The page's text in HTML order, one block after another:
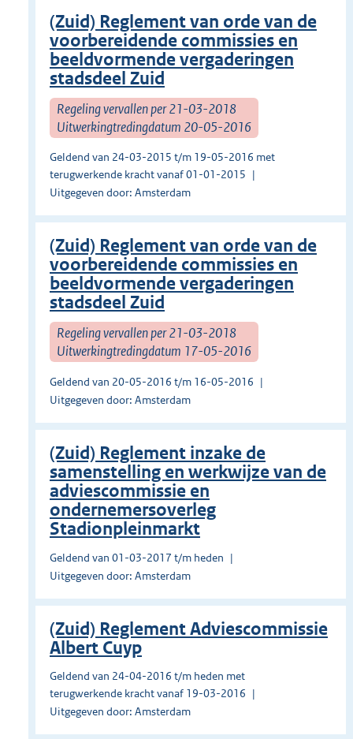
(Zuid) Reglement van orde van de
voorbereidende commissies en
beeldvormende vergaderingen
stadsdeel Zuid
Regeling vervallen per 21-03-2018
Uitwerkingtredingdatum 20-05-2016
Geldend van 24-03-2015 t/m 19-05-2016 met
terugwerkende kracht vanaf 01-01-2015
Uitgegeven door: Amsterdam
(Zuid) Reglement van orde van de
voorbereidende commissies en
beeldvormende vergaderingen
stadsdeel Zuid
Regeling vervallen per 21-03-2018
Uitwerkingtredingdatum 17-05-2016
Geldend van 20-05-2016 t/m 16-05-2016
Uitgegeven door: Amsterdam
(Zuid) Reglement inzake de
samenstelling en werkwijze van de
adviescommissie en
ondernemersoverleg
Stadionpleinmarkt
Geldend van 01-03-2017 t/m heden
Uitgegeven door: Amsterdam
(Zuid) Reglement Adviescommissie
Albert Cuyp
Geldend van 24-04-2016 t/m heden met
terugwerkende kracht vanaf 19-03-2016
Uitgegeven door: Amsterdam